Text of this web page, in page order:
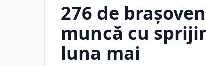
276 de
muncă cu
luna mai